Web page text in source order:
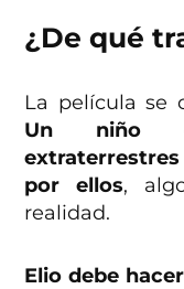
¿De qué
La película se
Un niño
por ellos,
realidad.
Elio debe